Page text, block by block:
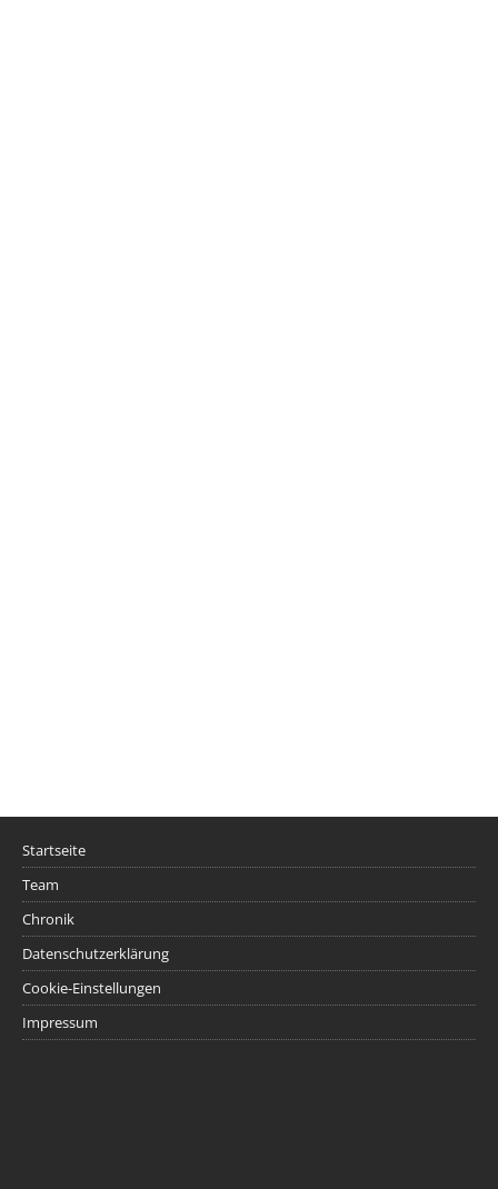
Startseite
Team
Chronik
Datenschutzerklärung
Cookie-Einstellungen
Impressum